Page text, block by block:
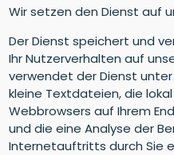
Wir setzen den Dienst auf
Der Dienst speichert und
Ihr Nutzerverhalten auf
verwendet der Dienst
kleine Textdateien, die
Webbrowsers auf Ihrem
und die eine Analyse der
Internetauftritts durch Sie